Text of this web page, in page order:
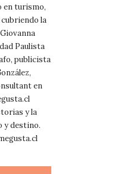
en turismo,
la
Paulista
publicista
en
y la
y destino.